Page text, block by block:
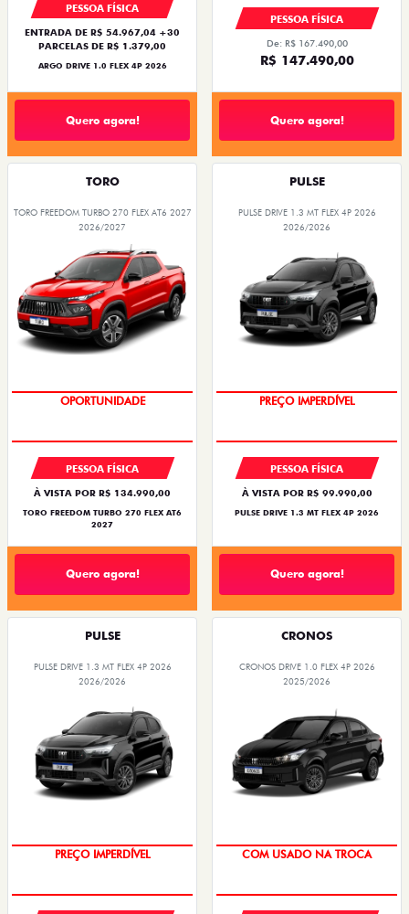
PESSOA FÍSICA
ENTRADA DE R$ 54.967,04 +30
PARCELAS DE R$ 1.379,00
ARGO DRIVE 1.0 FLEX 4P 2026
Quero agora!
PESSOA FÍSICA
De: R$ 167.490,00
R$ 147.490,00
Quero agora!
TORO
TORO FREEDOM TURBO 270 FLEX AT6 2027
2026/2027
SUPERVALORIZAÇÃO DO USADO
PESSOA FÍSICA
À VISTA POR R$ 134.990,00
TORO FREEDOM TURBO 270 FLEX AT6
2027
Quero agora!
PULSE
PULSE DRIVE 1.3 MT FLEX 4P 2026
2026/2026
OPORTUNIDADE
PESSOA FÍSICA
À VISTA POR R$ 99.990,00
PULSE DRIVE 1.3 MT FLEX 4P 2026
Quero agora!
PULSE
PULSE DRIVE 1.3 MT FLEX 4P 2026
2026/2026
OPORTUNIDADE
CRONOS
CRONOS DRIVE 1.0 FLEX 4P 2026
2025/2026
SUPER DESCONTO